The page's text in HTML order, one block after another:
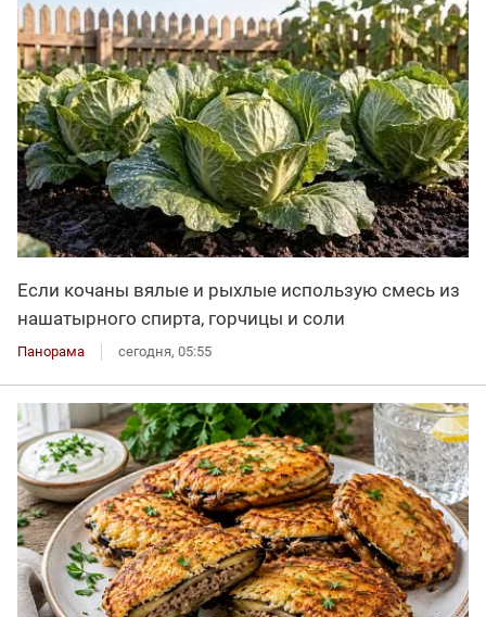
Если кочаны вялые и рыхлые использую смесь из
нашатырного спирта, горчицы и соли
Панорама сегодня, 05:55